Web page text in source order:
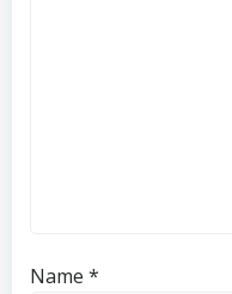
Name *